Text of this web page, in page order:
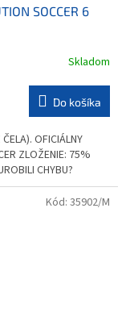
SOCCER 6
Skladom
Do košíka
OFICIÁLNY
ZLOŽENIE: 75%
CHYBU?
Kód: 35902/M